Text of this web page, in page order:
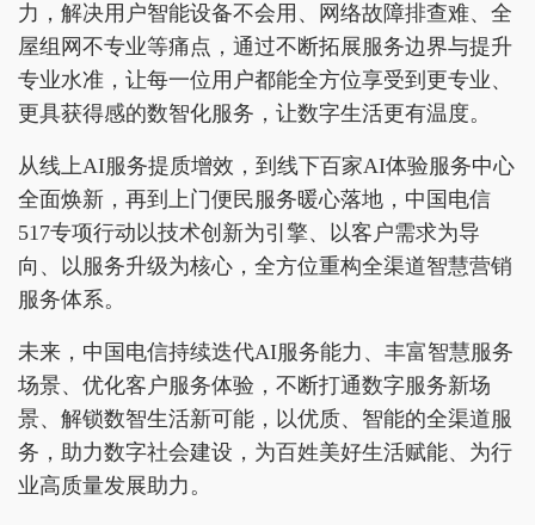
力，解决用户智能设备不会用、网络故障排查难、全
屋组网不专业等痛点，通过不断拓展服务边界与提升
专业水准，让每一位用户都能全方位享受到更专业、
更具获得感的数智化服务，让数字生活更有温度。
从线上AI服务提质增效，到线下百家AI体验服务中心
全面焕新，再到上门便民服务暖心落地，中国电信
517专项行动以技术创新为引擎、以客户需求为导
向、以服务升级为核心，全方位重构全渠道智慧营销
服务体系。
未来，中国电信持续迭代AI服务能力、丰富智慧服务
场景、优化客户服务体验，不断打通数字服务新场
景、解锁数智生活新可能，以优质、智能的全渠道服
务，助力数字社会建设，为百姓美好生活赋能、为行
业高质量发展助力。